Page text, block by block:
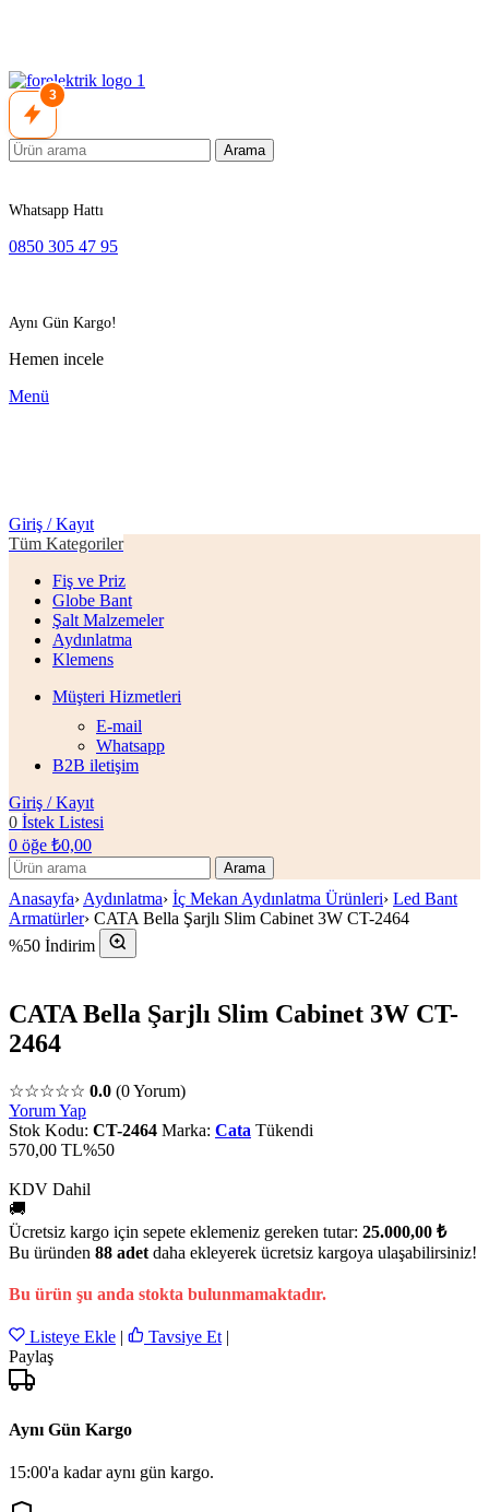
3
Arama
Whatsapp Hattı
0850 305 47 95
Aynı Gün Kargo!
Hemen incele
Menü
Giriş / Kayıt
Tüm Kategoriler
Fiş ve Priz
Globe Bant
Şalt Malzemeler
Aydınlatma
Klemens
Müşteri Hizmetleri
E-mail
Whatsapp
B2B iletişim
Giriş / Kayıt
0 İstek Listesi
0 öğe ₺0,00
Arama
Anasayfa› Aydınlatma› İç Mekan Aydınlatma Ürünleri› Led Bant
Armatürler› CATA Bella Şarjlı Slim Cabinet 3W CT-2464
%50 İndirim
CATA Bella Şarjlı Slim Cabinet 3W CT-
2464
☆☆☆☆☆ 0.0 (0 Yorum)
Yorum Yap
Stok Kodu: CT-2464 Marka: Cata Tükendi
570,00 TL%50
KDV Dahil
🚚
Ücretsiz kargo için sepete eklemeniz gereken tutar: 25.000,00 ₺
Bu üründen 88 adet daha ekleyerek ücretsiz kargoya ulaşabilirsiniz!
Bu ürün şu anda stokta bulunmamaktadır.
Listeye Ekle | Tavsiye Et |
Paylaş
Aynı Gün Kargo
15:00'a kadar aynı gün kargo.